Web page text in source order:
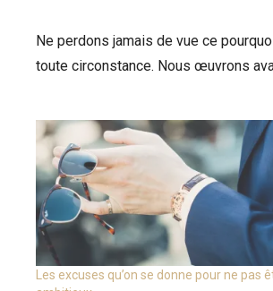
Ne perdons jamais de vue ce
toute circonstance. Nous œuvrons
Les excuses qu’on se donne pour ne pas